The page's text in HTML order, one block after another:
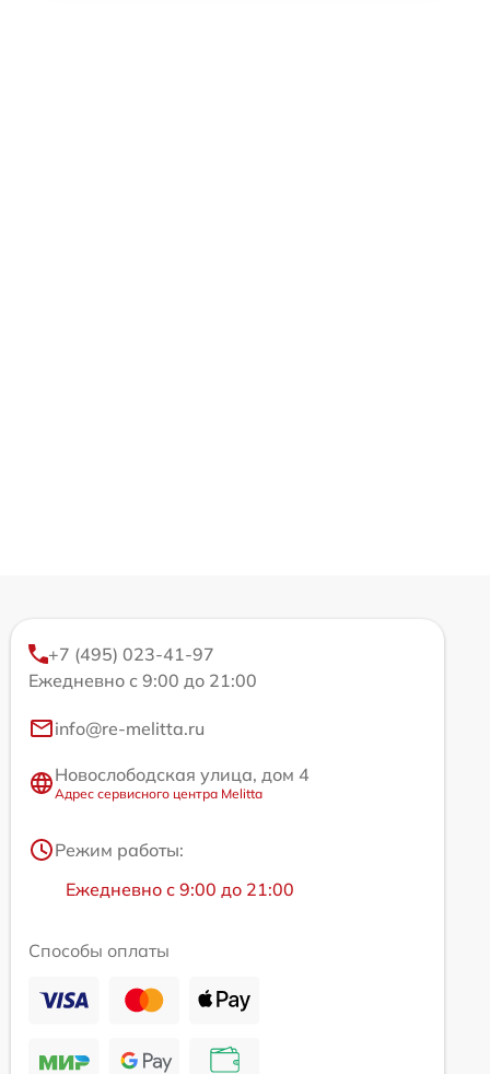
+7 (495) 023-41-97
Ежедневно с 9:00 до 21:00
info@re-melitta.ru
Новослободская улица, дом 4
Адрес сервисного центра Melitta
Режим работы:
Ежедневно с 9:00 до 21:00
Способы оплаты